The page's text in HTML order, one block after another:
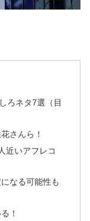
ろネタ7選（目
さんら！
近いアフレコ
なる可能性も
！